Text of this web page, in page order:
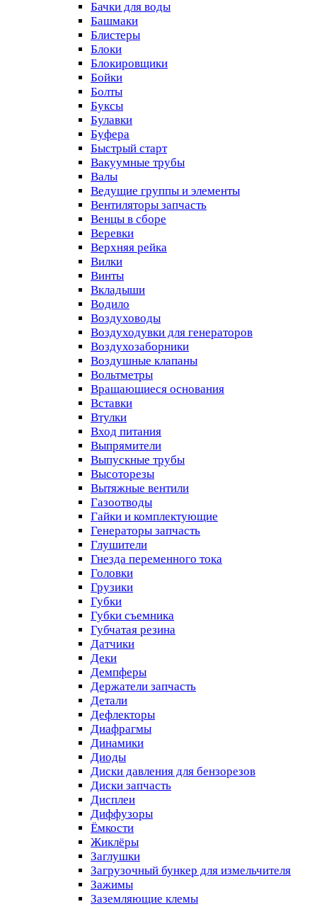
Бачки для воды
Башмаки
Блистеры
Блоки
Блокировщики
Бойки
Болты
Буксы
Булавки
Буфера
Быстрый старт
Вакуумные трубы
Валы
Ведущие группы и элементы
Вентиляторы запчасть
Венцы в сборе
Веревки
Верхняя рейка
Вилки
Винты
Вкладыши
Водило
Воздуховоды
Воздуходувки для генераторов
Воздухозаборники
Воздушные клапаны
Вольтметры
Вращающиеся основания
Вставки
Втулки
Вход питания
Выпрямители
Выпускные трубы
Высоторезы
Вытяжные вентили
Газоотводы
Гайки и комплектующие
Генераторы запчасть
Глушители
Гнезда переменного тока
Головки
Грузики
Губки
Губки съемника
Губчатая резина
Датчики
Деки
Демпферы
Держатели запчасть
Детали
Дефлекторы
Диафрагмы
Динамики
Диоды
Диски давления для бензорезов
Диски запчасть
Дисплеи
Диффузоры
Ёмкости
Жиклёры
Заглушки
Загрузочный бункер для измельчителя
Зажимы
Заземляющие клемы